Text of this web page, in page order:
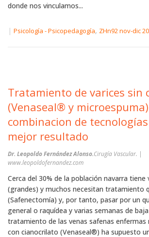
donde nos vinculamos...
| Psicología - Psicopedagogía, ZHn92 nov-dic
Tratamiento de varices sin
(Venaseal® y
combinacion de
mejor resultado
Dr. Leopoldo Fernández Alonso.Cirugía Vascular. |
www.leopoldofernandez.com
Cerca del 30% de la población navarra tiene
(grandes) y muchos necesitan tratamiento
(Safenectomía) y, por tanto, pasar por un
general o raquídea y varias semanas de
tratamiento de las venas safenas enfermas
con cianocrilato (Venaseal®) ha supuesto